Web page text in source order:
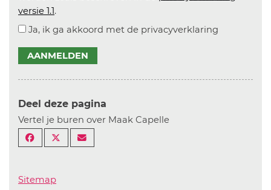
versie 1.1.
Ja, ik ga akkoord met de privacyverklaring
AANMELDEN
Deel deze pagina
Vertel je buren over Maak Capelle
Sitemap